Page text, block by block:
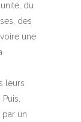
du
des
une
leurs
par un